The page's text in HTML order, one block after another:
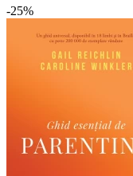
-25%